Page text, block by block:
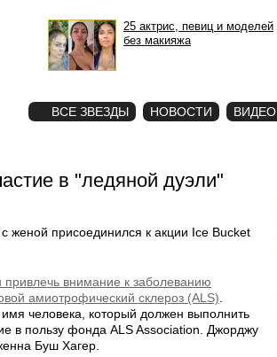
25 актрис, певиц и моделей
без макияжа
ВСЕ ЗВЕЗДЫ НОВОСТИ ВИДЕО
в "ледяной дуэли"
присоединился к акции Ice Bucket
внимание к заболеванию
амиотрофический склероз (ALS)
человека, который должен выполнить
в пользу фонда ALS Association. Джорджу
Буш Хагер.